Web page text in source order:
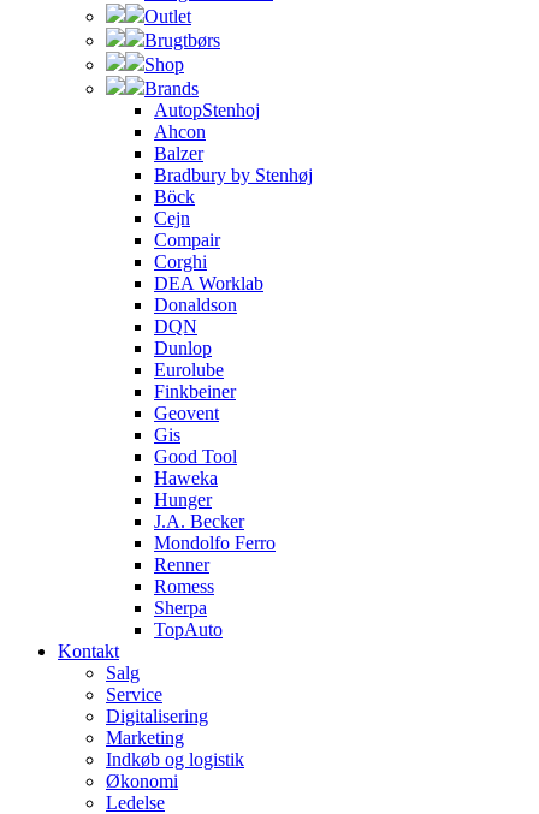
Outlet
Brugtbørs
Shop
Brands
AutopStenhoj
Ahcon
Balzer
Bradbury by Stenhøj
Böck
Cejn
Compair
Corghi
DEA Worklab
Donaldson
DQN
Dunlop
Eurolube
Finkbeiner
Geovent
Gis
Good Tool
Haweka
Hunger
J.A. Becker
Mondolfo Ferro
Renner
Romess
Sherpa
TopAuto
Kontakt
Salg
Service
Digitalisering
Marketing
Indkøb og logistik
Økonomi
Ledelse